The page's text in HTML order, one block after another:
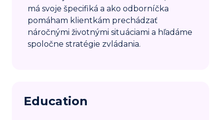
má svoje špecifiká a ako odborníčka
pomáham klientkám prechádzať
náročnými životnými situáciami a hľadáme
spoločne stratégie zvládania.
Education